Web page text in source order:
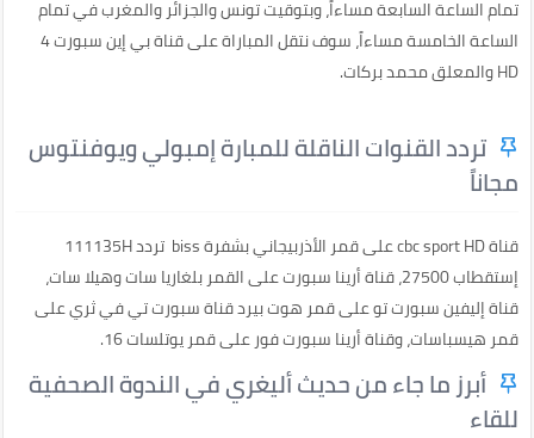
تمام الساعة السابعة مساءاً، وبتوقيت تونس والجزائر والمغرب في تمام
الساعة الخامسة مساءاً، سوف نتقل المباراة على قناة بي إين سبورت 4
HD والمعلق محمد بركات.
تردد القنوات الناقلة للمبارة إمبولي ويوفنتوس
مجاناً
قناة cbc sport HD على قمر الأذربيجاني بشفرة biss تردد 111135H
إستقطاب 27500، قناة أرينا سبورت على القمر بلغاريا سات وهيلا سات،
قناة إليفين سبورت تو على قمر هوت بيرد قناة سبورت تي في ثري على
قمر هيسباسات، وقناة أرينا سبورت فور على قمر يوتلسات 16.
أبرز ما جاء من حديث أليغري في الندوة الصحفية
للقاء